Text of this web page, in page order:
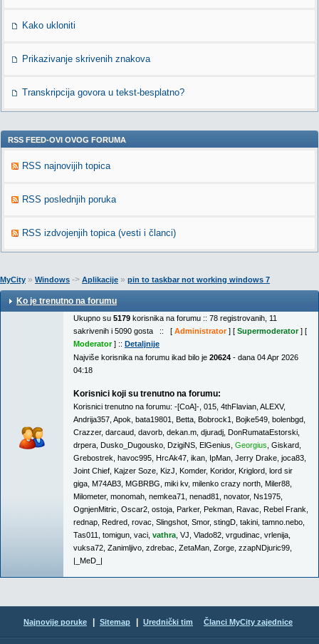
Kako ukloniti
Prikazivanje skrivenih znakova
Transkripcija govora u tekst-besplatno?
RSS FEED-OVI OVOG FORUMA
RSS najnovijih topica
RSS poslednjih poruka
RSS izdvojenjih topica (vesti i članci)
MyCity » Windows -> Aplikacije » pin to taskbar not working windows 7
Ko je trenutno na forumu
Ukupno su 5179 korisnika na forumu :: 78 registrovanih, 11
sakrivenih i 5090 gosta :: [ Administrator] [ Supermoderator] [
Moderator] :: Detaljnije
Najviše korisnika na forumu ikad bilo je 20624 - dana 04 Apr 2026
04:18
Korisnici koji su trenutno na forumu:
Korisnici trenutno na forumu: -[CoA]- 015 4thFlavian ALEXV,
Andrija357 Apok bata19801 Betta Bobrock1 Bojke549 bolenbgd
Crazzer, darcaud davorb dekan.m djuradj DonRumataEstorski
drpera Dusko_Dugousko DzigiNS ElGenius Georgius Giskard
Grebostrek havoc995 HrcAk47 ikan IpMan Jerry Drake joca83
Joint Chief Kajzer Soze KizJ Komder, Koridor, Kriglord lord sir
giga M74AB3 MGBRBG miki kv, milenko crazy north Miler88
Milometer, monomah nemkea71 nenad81 novator, Ns1975
OgnjenMitric Oscar2 ostoja Parker, Pekman Ravac Rebel Frank
rednap Redred rovac Slingshot Smor, stingD takini tamno.nebo
Tas011
tomigun vaci vathra VJ Vlado82 vrgudinac vrlenija
vuksa72 Zanimljivo zdrebac ZetaMan Zorge zzapNDjuric99
|_MeD_|
Najnovije poruke Sitemap Urednički tim Članci MyCity zajednice